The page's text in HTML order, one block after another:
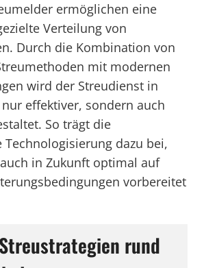
ermöglichen eine
Verteilung von
Durch die Kombination von
mit modernen
wird der Streudienst in
effektiver, sondern auch
So trägt die
dazu bei,
in Zukunft optimal auf
vorbereitet
rund